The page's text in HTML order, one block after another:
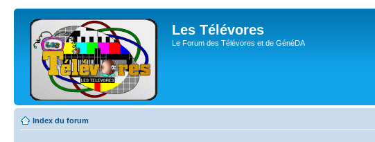
Les Télévores
Le Forum des Télévores et de GénéDA
Index du forum